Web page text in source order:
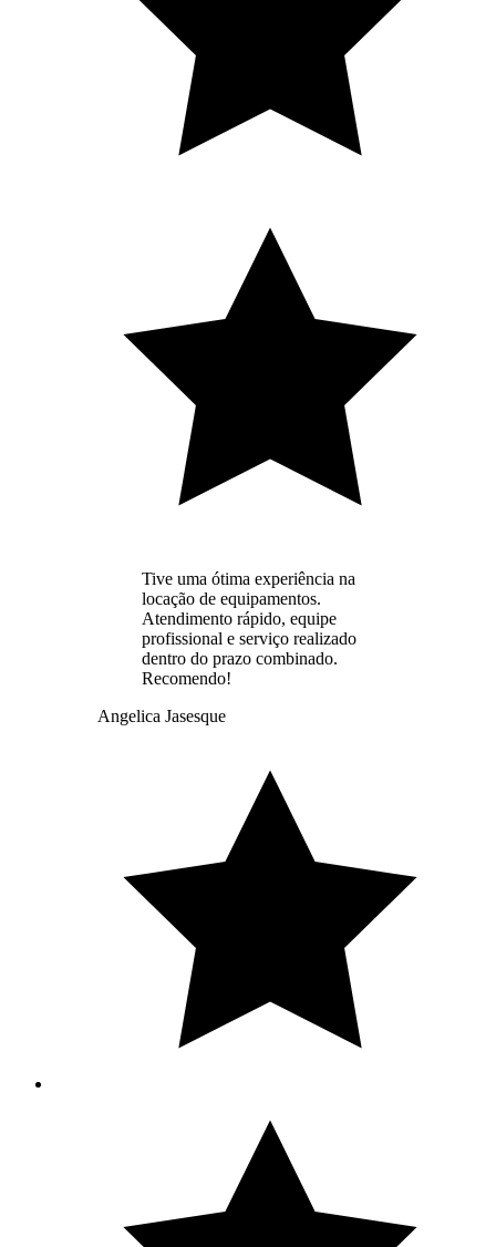
Tive uma ótima experiência na
locação de equipamentos.
Atendimento rápido, equipe
profissional e serviço realizado
dentro do prazo combinado.
Recomendo!
Angelica Jasesque